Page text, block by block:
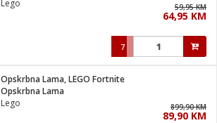
Lego
59,95 KM
64,95 KM
7
Opskrbna Lama, LEGO Fortnite
Opskrbna Lama
Lego
899,90 KM
89,90 KM